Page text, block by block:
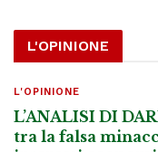
L'OPINIONE
L'OPINIONE
L’ANALISI DI
tra la falsa